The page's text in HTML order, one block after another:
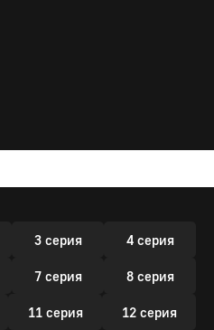
3 серия 4 серия
7 серия 8 серия
11 серия 12 серия